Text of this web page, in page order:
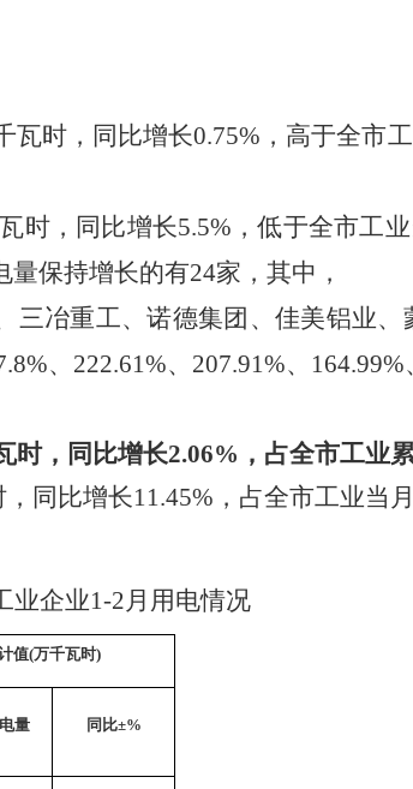
瓦时，同比增长0.75% ，高于全市
时，同比增长5.5% ，低于全市工
量保持增长的有24家，其中，
冶重工、诺德集团、佳美铝业
、 222.61%、 207.91%、 164.99%
时， 同比增长2.06% ， 占全市工业
， 同比增长11.45% ， 占全市工业当
业企业1-2月用电情况
值(万千瓦时)
量 同比±%